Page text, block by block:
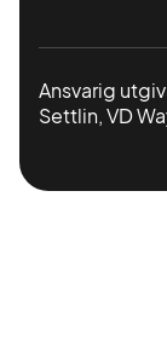
Ansvarig
Settlin, VD